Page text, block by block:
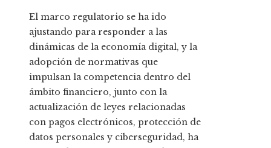
El marco regulatorio se ha ido
ajustando para responder a las
dinámicas de la economía digital, y la
adopción de normativas que
impulsan la competencia dentro del
ámbito financiero, junto con la
actualización de leyes relacionadas
con pagos electrónicos, protección de
datos personales y ciberseguridad, ha